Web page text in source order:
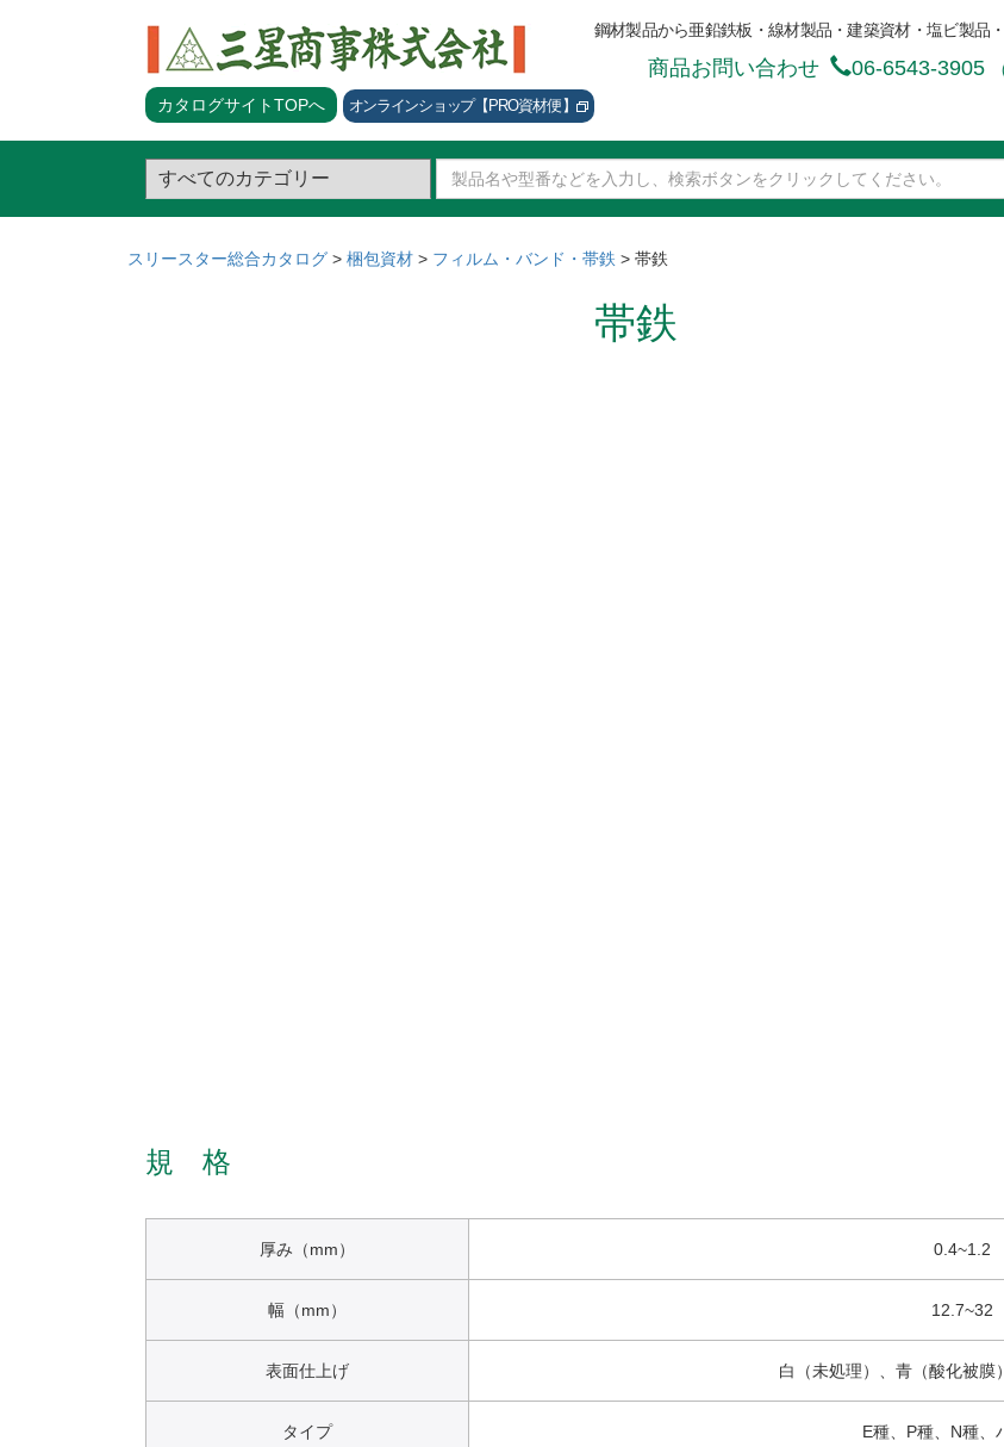
カタログサイトTOPへ オンラインショップ【PRO資材便】
鋼材製品から亜鉛鉄板・線材製品・建築資材・塩ビ製品
商品お問い合わせ 06-6543-3905
スリースター総合カタログ > 梱包資材 > フィルム・バンド・帯鉄 > 帯鉄
帯鉄
規 格
厚み（mm） 0.4~1.2
幅（mm） 12.7~32
表面仕上げ 白（未処理）、青（酸化被膜
タイプ E種、P種、N種、